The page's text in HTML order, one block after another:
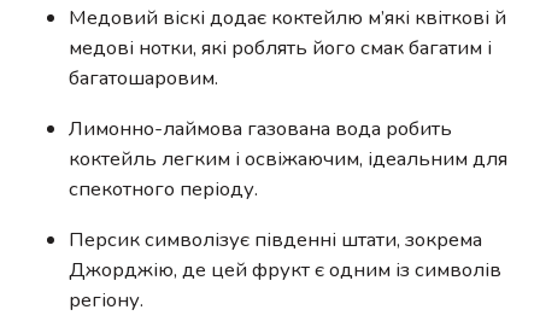
Медовий віскі додає коктейлю м’які квіткові й
медові нотки, які роблять його смак багатим і
багатошаровим.
Лимонно-лаймова газована вода робить
коктейль легким і освіжаючим, ідеальним для
спекотного періоду.
Персик символізує південні штати, зокрема
Джорджію, де цей фрукт є одним із символів
регіону.